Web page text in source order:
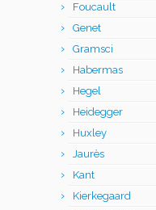
Foucault
Genet
Gramsci
Habermas
Hegel
Heidegger
Huxley
Jaurès
Kant
Kierkegaard